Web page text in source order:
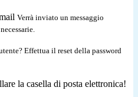
Verrà inviato un messaggio
Effettua il reset della password
la casella di posta elettronica!